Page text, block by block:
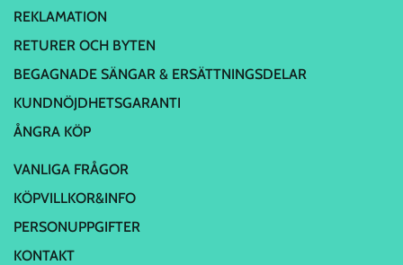
REKLAMATION
RETURER OCH BYTEN
BEGAGNADE SÄNGAR & ERSÄTTNINGSDELAR
KUNDNÖJDHETSGARANTI
ÅNGRA KÖP
VANLIGA FRÅGOR
KÖPVILLKOR&INFO
PERSONUPPGIFTER
KONTAKT